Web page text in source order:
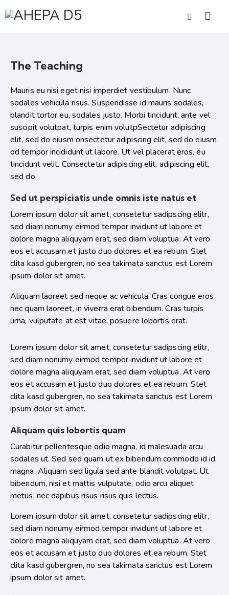
The Teaching
Mauris eu nisi eget nisi imperdiet vestibulum. Nunc
sodales vehicula risus. Suspendisse id mauris sodales,
blandit tortor eu, sodales justo. Morbi tincidunt, ante vel
suscipit volutpat, turpis enim volutpSectetur adipiscing
elit, sed do eiusm onsectetur adipiscing elit, sed do eiusm
od tempor incididunt ut labore. Ut vel placerat eros, eu
tincidunt velit. Consectetur adipiscing elit, adipiscing elit,
sed do.
Sed ut perspiciatis unde omnis iste natus et
Lorem ipsum dolor sit amet, consetetur sadipscing elitr,
sed diam nonumy eirmod tempor invidunt ut labore et
dolore magna aliquyam erat, sed diam voluptua. At vero
eos et accusam et justo duo dolores et ea rebum. Stet
clita kasd gubergren, no sea takimata sanctus est Lorem
ipsum dolor sit amet.
Aliquam laoreet sed neque ac vehicula. Cras congue eros
nec quam laoreet, in viverra erat bibendum. Cras turpis
urna, vulputate at est vitae, posuere lobortis erat.
Lorem ipsum dolor sit amet, consetetur sadipscing elitr,
sed diam nonumy eirmod tempor invidunt ut labore et
dolore magna aliquyam erat, sed diam voluptua. At vero
eos et accusam et justo duo dolores et ea rebum. Stet
clita kasd gubergren, no sea takimata sanctus est Lorem
ipsum dolor sit amet.
Aliquam quis lobortis quam
Curabitur pellentesque odio magna, id malesuada arcu
sodales ut. Sed sed quam ut ex bibendum commodo id id
magna. Aliquam sed ligula sed ante blandit volutpat. Ut
bibendum, nisi et mattis vulputate, odio arcu aliquet
metus, nec dapibus risus risus quis lectus.
Lorem ipsum dolor sit amet, consetetur sadipscing elitr,
sed diam nonumy eirmod tempor invidunt ut labore et
dolore magna aliquyam erat, sed diam voluptua. At vero
eos et accusam et justo duo dolores et ea rebum. Stet
clita kasd gubergren, no sea takimata sanctus est Lorem
ipsum dolor sit amet.